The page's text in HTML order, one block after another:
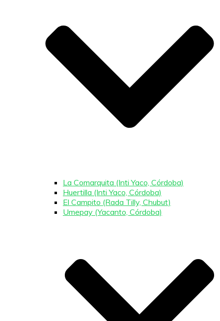
La Comarquita (Inti Yaco, Córdoba)
Huertilla (Inti Yaco, Córdoba)
El Campito (Rada Tilly, Chubut)
Umepay (Yacanto, Córdoba)